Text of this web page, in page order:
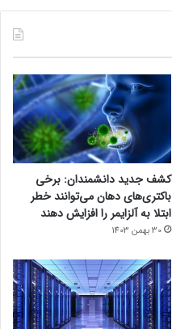
کشف جدید دانشمندان: برخی
باکتری‌های دهان می‌توانند خطر
ابتلا به آلزایمر را افزایش دهند
30 بهمن 1403